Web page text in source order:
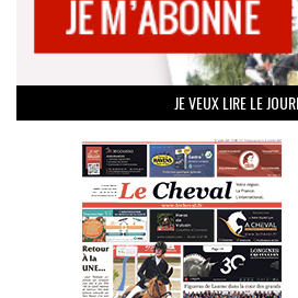
JE VEUX LIRE LE